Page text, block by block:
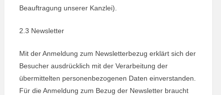
Beauftragung unserer Kanzlei).
2.3 Newsletter
Mit der Anmeldung zum Newsletterbezug erklärt sich der
Besucher ausdrücklich mit der Verarbeitung der
übermittelten personenbezogenen Daten einverstanden.
Für die Anmeldung zum Bezug der Newsletter braucht